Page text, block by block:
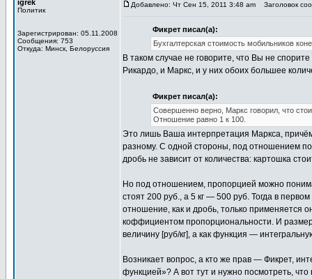
igrek
Политик
Зарегистрирован: 05.11.2008
Сообщения: 753
Откуда: Минск, Белоруссия
Добавлено: Чт Сен 15, 2011 3:48 am Заголовок
Фикрет писал(а):
Бухгалтерская стоимость мобильников
В таком случае не говорите, что Вы не
Рикардо, и Маркс, и у них обоих большее
Фикрет писал(а):
Совершенно верно, Маркс говорил, что
Отношение равно 1 к 100.
Это лишь Ваша интерпретация Маркса,
разному. С одной стороны, под отношением
дробь не зависит от количества: картошка
Но под отношением, пропорцией можно
стоят 200 руб., а 5 кг — 500 руб. Тогда в
отношение, как и дробь, только применяется
коффициентом пропорциональности. И
величину [руб/кг], а как функция —
Возникает вопрос, а кто же прав — Фикрет,
функцией»? А вот тут и нужно посмотреть,